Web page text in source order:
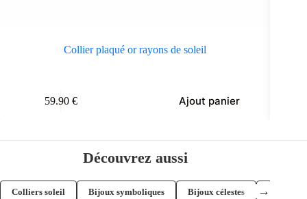
Collier plaqué or rayons de soleil
59.90 € Ajout panier
Découvrez aussi
Colliers soleil Bijoux symboliques Bijoux célestes →